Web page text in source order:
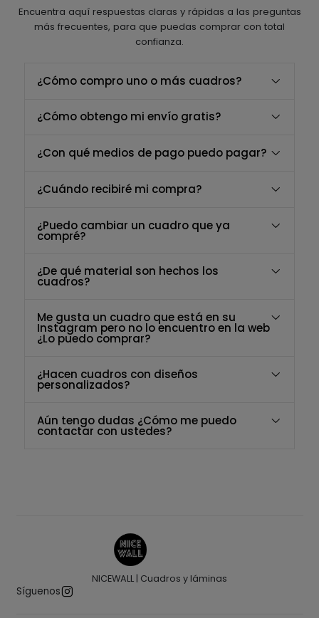
Encuentra aquí respuestas claras y rápidas a las preguntas
más frecuentes, para que puedas comprar con total
confianza.
¿Cómo compro uno o más cuadros?
¿Cómo obtengo mi envío gratis?
¿Con qué medios de pago puedo pagar?
¿Cuándo recibiré mi compra?
¿Puedo cambiar un cuadro que ya
compré?
¿De qué material son hechos los
cuadros?
Me gusta un cuadro que está en su
Instagram pero no lo encuentro en la web
¿Lo puedo comprar?
¿Hacen cuadros con diseños
personalizados?
Aún tengo dudas ¿Cómo me puedo
contactar con ustedes?
NICEWALL | Cuadros y láminas
Síguenos